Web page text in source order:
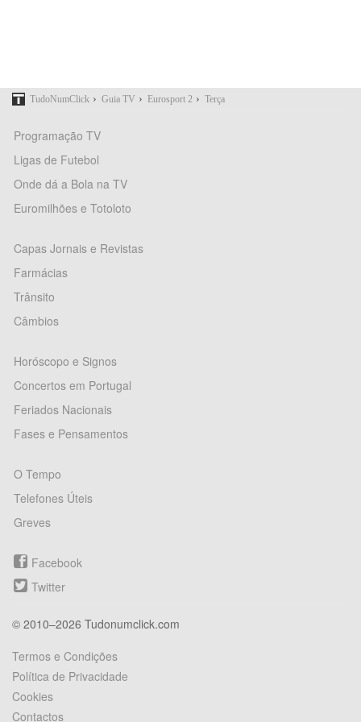
TudoNumClick › Guia TV › Eurosport 2 › Terça
Programação TV
Ligas de Futebol
Onde dá a Bola na TV
Euromilhões e Totoloto
Capas Jornais e Revistas
Farmácias
Trânsito
Câmbios
Horóscopo e Signos
Concertos em Portugal
Feriados Nacionais
Fases e Pensamentos
O Tempo
Telefones Úteis
Greves
Facebook
Twitter
© 2010–2026 Tudonumclick.com
Termos e Condições
Política de Privacidade
Cookies
Contactos